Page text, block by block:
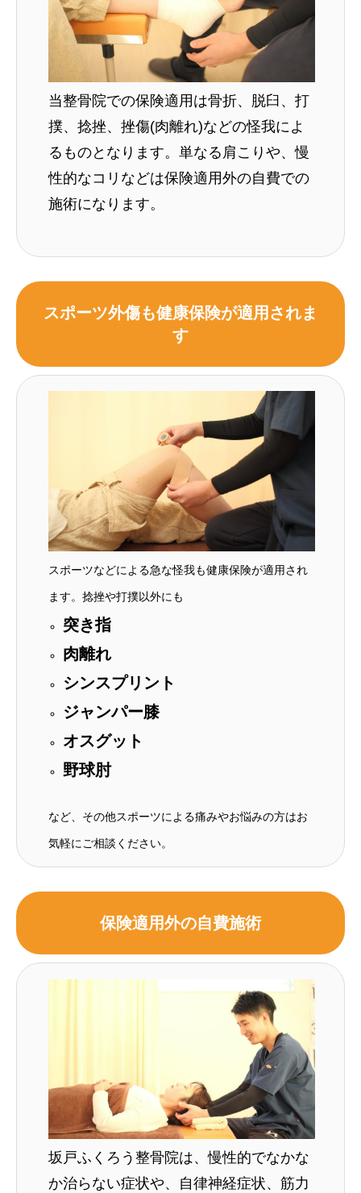
当整骨院での保険適用は骨折、脱臼、打
撲、捻挫、挫傷(肉離れ)などの怪我によ
るものとなります。単なる肩こりや、慢
性的なコリなどは保険適用外の自費での
施術になります。
スポーツ外傷も健康保険が適用されま
す
スポーツなどによる急な怪我も健康保険が適用され
ます。捻挫や打撲以外にも
突き指
肉離れ
シンスプリント
ジャンパー膝
オスグット
野球肘
など、その他スポーツによる痛みやお悩みの方はお
気軽にご相談ください。
保険適用外の自費施術
坂戸ふくろう整骨院は、慢性的でなかな
か治らない症状や、自律神経症状、筋力